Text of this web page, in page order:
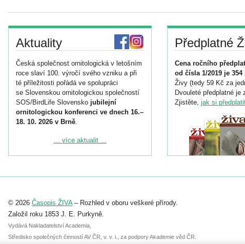
Aktuality
Česká společnost ornitologická v letošním
roce slaví 100. výročí svého vzniku a při
té příležitosti pořádá ve spolupráci
se Slovenskou ornitologickou společností
SOS/BirdLife Slovensko jubilejní
ornitologickou konferenci ve dnech 16.–
18. 10. 2026 v Brně.
Podrobnější informace ke konferenci
Registrovat se můžete do 6. září.
abstraktu přihlášené přednášky nebo
posteru je už 30. června.
... více aktualit ...
Předplatné
Cena ročního
od čísla 1/2019 je 354
Živy (tedy 59 Kč za
Dvouleté předplatné je
Zjistěte, jak si
© 2026 Časopis ŽIVA– Rozhled v oboru veškeré přírody.
Založil roku 1853 J. E. Purkyně.
Vydává Nakladatelství Academia,
Středisko společných činností AV ČR, v. v. i., za podpory Akademie věd ČR.